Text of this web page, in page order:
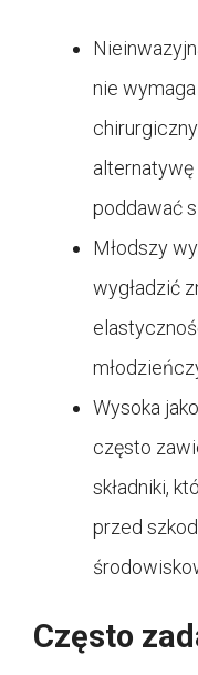
nie
alternatywę
poddawać
Młodszy
wygładzić
Wysoka
często
składniki,
przed
Często